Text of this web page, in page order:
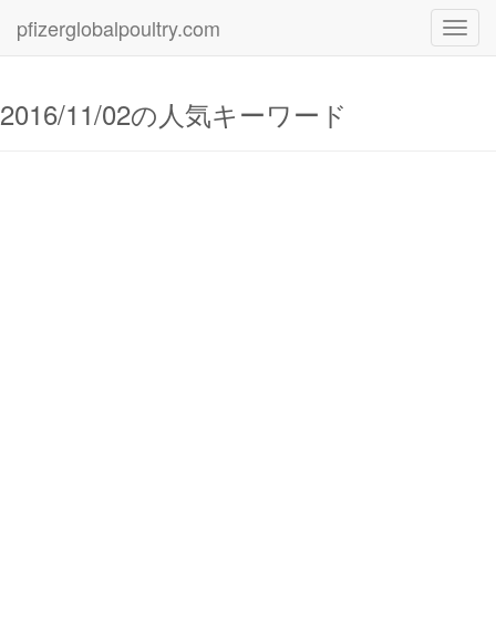
pfizerglobalpoultry.com
2016/11/02の人気キーワード